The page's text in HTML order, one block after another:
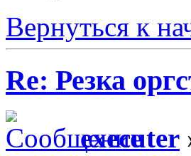
Вернуться к
Re: Резка
executer